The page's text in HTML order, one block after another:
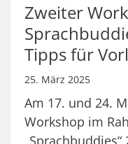
Zweiter
Tipps für
25. März 2025
Am 17. und 24.
Workshop im